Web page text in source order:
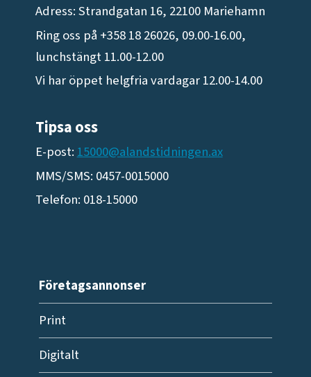
Adress: Strandgatan 16, 22100 Mariehamn
Ring oss på +358 18 26026, 09.00-16.00,
lunchstängt 11.00-12.00
Vi har öppet helgfria vardagar 12.00-14.00
Tipsa oss
E-post: 15000@alandstidningen.ax
MMS/SMS: 0457-0015000
Telefon: 018-15000
Företagsannonser
Print
Digitalt